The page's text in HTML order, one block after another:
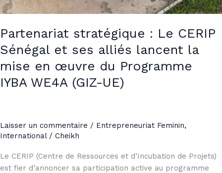
Partenariat stratégique : Le CERIP
Sénégal et ses alliés lancent la
mise en œuvre du Programme
IYBA WE4A (GIZ-UE)
Laisser un commentaire / Entrepreneuriat Feminin,
International/ Cheikh
Le CERIP (Centre de Ressources et d’Incubation de Projets)
est fier d’annoncer sa participation active au programme